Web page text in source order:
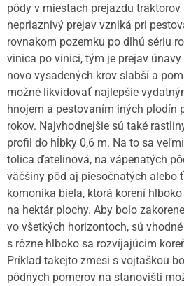
pôdy v miestach prejazdu
nepriaznivý prejav vzniká pri
rovnakom pozemku po dlhú sériu
vinica po vinici, tým je prejav
novo vysadených krov slabší a
možné likvidovať najlepšie
hnojem a pestovaním iných plodín
rokov. Najvhodnejšie sú také
profil do hĺbky 0,6 m. Na to sa
tolica ďatelinová, na vápenatých
väčšiny pôd aj piesočnatých alebo
komonika biela, ktorá korení
na hektár plochy. Aby bolo
vo všetkých horizontoch, sú
s rôzne hlboko sa rozvíjajúcim
Príklad takejto zmesi s vojtaškou
pôdnych pomerov na stanovišti